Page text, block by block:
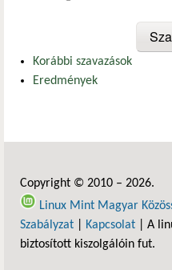
Korábbi szavazások
Eredmények
Copyright © 2010 – 2026.
Linux Mint Magyar
Szabályzat
Kapcsolat | A
biztosított kiszolgálóin fut.